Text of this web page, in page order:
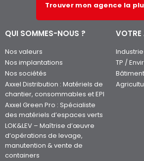
Trouver mon agence la
QUI SOMMES-NOUS ?
Nos valeurs
Nos implantations
Nos sociétés
Axxel Distribution : Matériels de
chantier, consommables et EPI
Axxel Green Pro : Spécialiste
des matériels d’espaces verts
LOK&LEV – Maîtrise d’œuvre
d’opérations de levage,
manutention & vente de
containers
VOTRE
TP /